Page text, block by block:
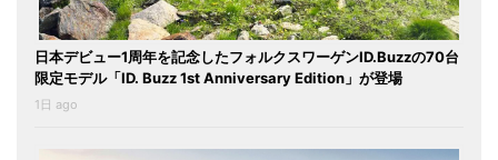
日本デビュー1周年を記念したフォルクスワーゲンID.Buzzの70台
限定モデル「ID. Buzz 1st Anniversary Edition」が登場
1日 ago